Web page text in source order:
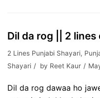
Dil da rog || 2
2 Lines Punjabi Shayari,
Shayari
by Reet Kaur
Dil da rog dawaa ho